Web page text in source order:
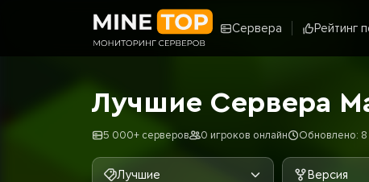
Сервера Рейтинг
Лучшие Сервера
5 000+ серверов 0 игроков онлайн Обновлено: 8
Лучшие Версия